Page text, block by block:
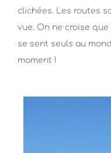
clichées. Les routes
vue. On ne croise
se sent seuls au
moment !